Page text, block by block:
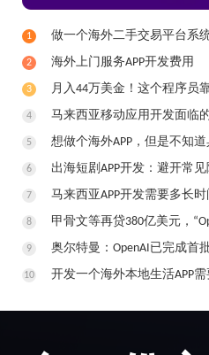
1 做一个海外二手交易平台系
2 ​海外上门服务APP开发费用
3 月入44万美金！这个程序员
4 马来西亚移动应用开发面临
5 想做个海外APP，但是不知
6 出海短剧APP开发：避开常
7 马来西亚APP开发需要多长时
8 甲骨文等再贷380亿美元，
9 奥尔特曼：OpenAI已完成首
10 开发一个海外本地生活APP